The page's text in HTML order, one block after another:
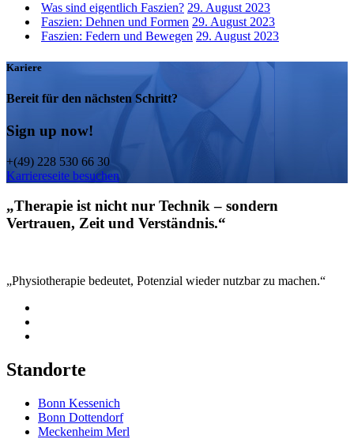
Was sind eigentlich Faszien? 29. August 2023
Faszien: Dehnen und Formen 29. August 2023
Faszien: Federn und Bewegen 29. August 2023
Kariere
Bereit für den nächsten Schritt?
Sign up now!
+(49) 228 530 66 30
Karriereseite besuchen
„Therapie ist nicht nur Technik – sondern
Vertrauen, Zeit und Verständnis.“
„Physiotherapie bedeutet, Potenzial wieder nutzbar zu machen.“
Standorte
Bonn Kessenich
Bonn Dottendorf
Meckenheim Merl